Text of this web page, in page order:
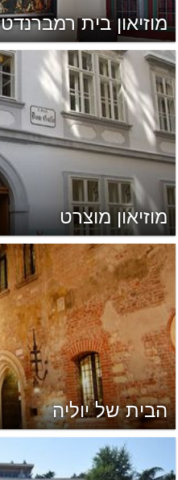
מוזיאון בית רמברנדט
מוזיאון מוצרט
הבית של יוליה